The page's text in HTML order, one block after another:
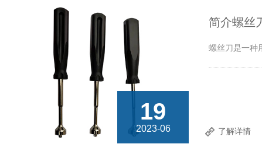
19
2023-06
简介螺丝
螺丝刀是一种
了解详情